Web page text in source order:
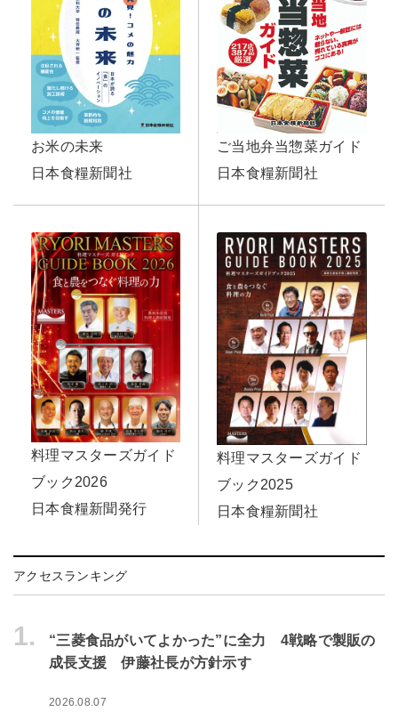
お米の未来
日本食糧新聞社
ご当地弁当惣菜ガイド
日本食糧新聞社
料理マスターズガイド
ブック2026
日本食糧新聞発行
料理マスターズガイド
ブック2025
日本食糧新聞社
アクセスランキング
1.
“三菱食品がいてよかった”に全力 4戦略で製販の
成長支援 伊藤社長が方針示す
2026.08.07